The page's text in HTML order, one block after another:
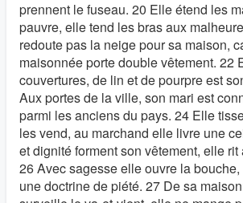
prennent le fuseau. 20 Elle étend les
pauvre, elle tend les bras aux
redoute pas la neige pour sa maison,
maisonnée porte double vêtement. 22
couvertures, de lin et de pourpre est
Aux portes de la ville, son mari est
parmi les anciens du pays. 24 Elle
les vend, au marchand elle livre une
et dignité forment son vêtement, elle rit
26 Avec sagesse elle ouvre la
une doctrine de piété. 27 De sa